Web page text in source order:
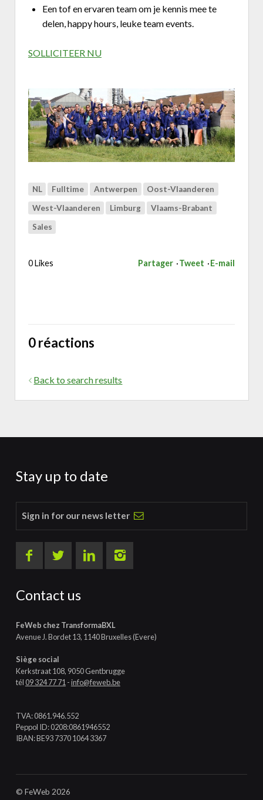
Een tof en ervaren team om je kennis mee te
delen, happy hours, leuke team events.
SOLLICITEER NU
NL Fulltime Antwerpen Oost-Vlaanderen
West-Vlaanderen Limburg Vlaams-Brabant
Sales
0 Likes Partager Tweet E-mail
0 réactions
Back to search results
Stay up to date
Sign in for our news letter
Contact us
FeWeb chez TransformaBXL
Avenue J. Bordet 13, 1140 Bruxelles (Evere)
Siège social
Kerkstraat 108, 9050 Gentbrugge
tél09 324 77 71 -info@feweb.be
TVA: 0861.946.552
Peppol ID: 0208:0861946552
IBAN: BE93 7370 1064 3367
© FeWeb 2026